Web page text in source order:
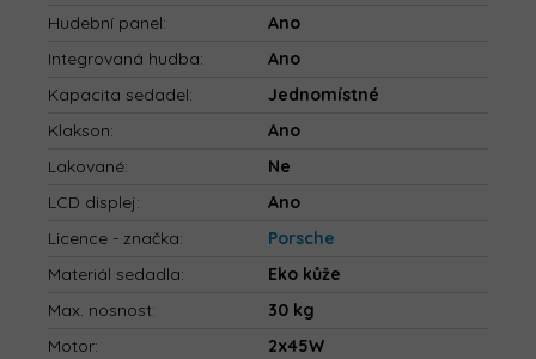
Hudební panel:
Ano
Integrovaná hudba:
Ano
Kapacita sedadel:
Jednomístné
Klakson:
Ano
Lakované:
Ne
LCD displej:
Ano
Licence - značka:
Porsche
Materiál sedadla:
Eko kůže
Max. nosnost:
30 kg
Motor:
2x45W